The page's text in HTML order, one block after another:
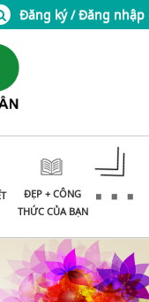
Đăng ký / Đăng nhập
ĐẸP + CÔNG
THỨC CỦA BẠN